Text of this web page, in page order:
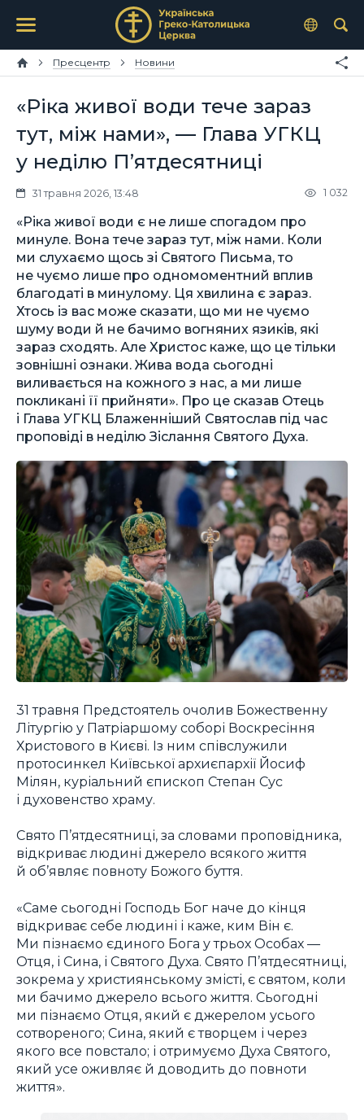
Пресцентр Новини
«Ріка живої води тече зараз
тут, між нами», — Глава УГКЦ
у неділю П’ятдесятниці
31 травня 2026, 13:48 1 032
«Ріка живої води є не лише спогадом про
минуле. Вона тече зараз тут, між нами. Коли
ми слухаємо щось зі Святого Письма, то
не чуємо лише про одномоментний вплив
благодаті в минулому. Ця хвилина є зараз.
Хтось із вас може сказати, що ми не чуємо
шуму води й не бачимо вогняних язиків, які
зараз сходять. Але Христос каже, що це тільки
зовнішні ознаки. Жива вода сьогодні
виливається на кожного з нас, а ми лише
покликані її прийняти». Про це сказав Отець
і Глава УГКЦ Блаженніший Святослав під час
проповіді в неділю Зіслання Святого Духа.
31 травня Предстоятель очолив Божественну
Літургію у Патріаршому соборі Воскресіння
Христового в Києві. Із ним співслужили
протосинкел Київської архиєпархії Йосиф
Мілян, куріальний єпископ Степан Сус
і духовенство храму.
Свято П’ятдесятниці, за словами проповідника,
відкриває людині джерело всякого життя
й об’являє повноту Божого буття.
«Саме сьогодні Господь Бог наче до кінця
відкриває себе людині і каже, ким Він є.
Ми пізнаємо єдиного Бога у трьох Особах —
Отця, і Сина, і Святого Духа. Свято П’ятдесятниці,
зокрема у християнському змісті, є святом, коли
ми бачимо джерело всього життя. Сьогодні
ми пізнаємо Отця, який є джерелом усього
сотвореного; Сина, який є творцем і через
якого все повстало; і отримуємо Духа Святого,
який усе оживляє й доводить до повноти
життя».